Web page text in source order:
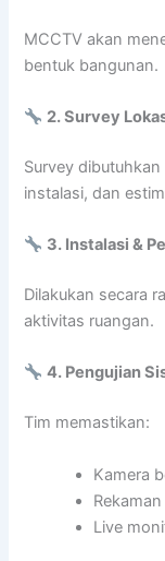
MCCTV akan
bentuk bangunan.
2. Survey
Survey
instalasi, dan
3. Instalasi &
Dilakukan secara
aktivitas ruangan.
4. Pengujian
Tim memastikan:
Kamera
Live